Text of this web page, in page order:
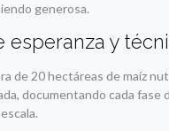
generosa.
esperanza y
de 20 hectáreas de maíz
documentando cada fase